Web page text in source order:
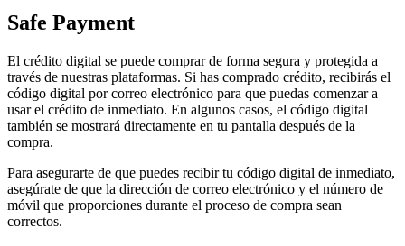
Safe Payment
El crédito digital se puede comprar de forma segura y protegida a
través de nuestras plataformas. Si has comprado crédito, recibirás el
código digital por correo electrónico para que puedas comenzar a
usar el crédito de inmediato. En algunos casos, el código digital
también se mostrará directamente en tu pantalla después de la
compra.
Para asegurarte de que puedes recibir tu código digital de inmediato,
asegúrate de que la dirección de correo electrónico y el número de
móvil que proporciones durante el proceso de compra sean
correctos.